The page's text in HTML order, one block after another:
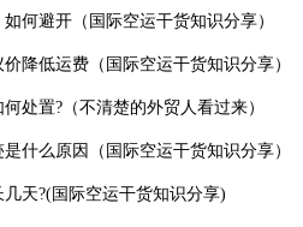
何避开（国际空运干货知识分享）
降低运费（国际空运干货知识分享）
处置?（不清楚的外贸人看过来）
什么原因（国际空运干货知识分享）
天?(国际空运干货知识分享)